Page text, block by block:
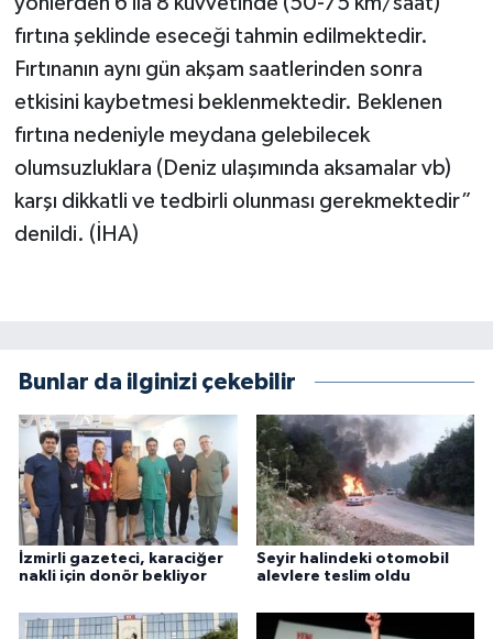
fırtına şeklinde eseceği tahmin edilmektedir.
Fırtınanın aynı gün akşam saatlerinden sonra
etkisini kaybetmesi beklenmektedir. Beklenen
fırtına nedeniyle meydana gelebilecek
olumsuzluklara (Deniz ulaşımında aksamalar vb)
karşı dikkatli ve tedbirli olunması gerekmektedir”
denildi. (İHA)
Bunlar da ilginizi çekebilir
İzmirli gazeteci, karaciğer
nakli için donör bekliyor
Seyir halindeki otomobil
alevlere teslim oldu